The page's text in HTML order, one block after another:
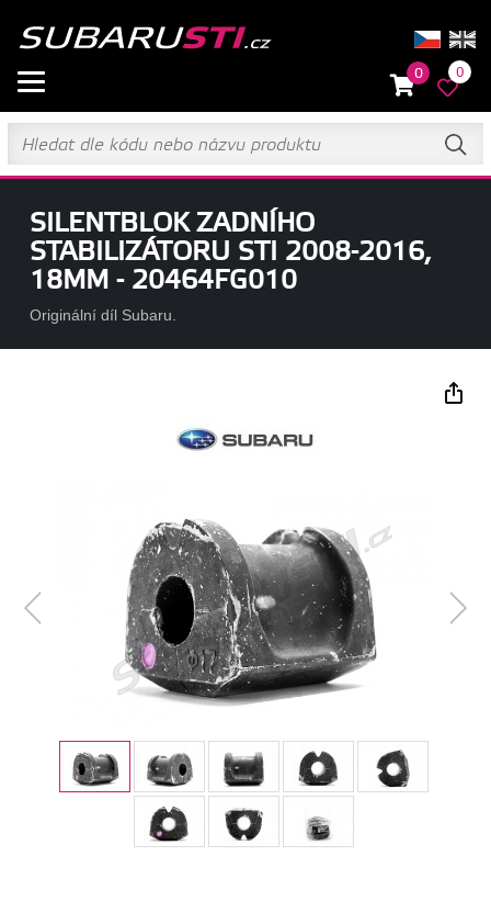
0 0
SILENTBLOK ZADNÍHO
STABILIZÁTORU STI 2008-2016,
18MM - 20464FG010
Originální díl Subaru.